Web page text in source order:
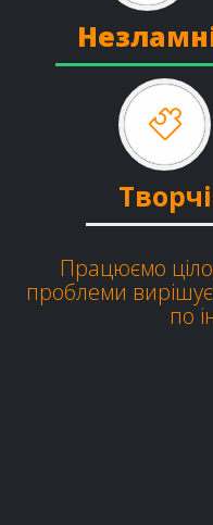
Творчі
Працюємо
проблеми
по